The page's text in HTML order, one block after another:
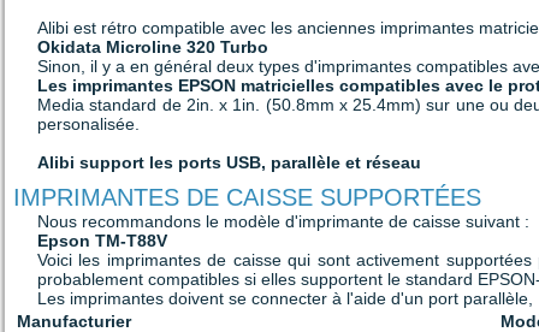
Alibi est rétro compatible avec les anciennes imprimantes
Okidata Microline 320 Turbo
Sinon, il y a en général deux types d'imprimantes compatibles
Les imprimantes EPSON matricielles compatibles avec le
Media standard de 2in. x 1in. (50.8mm x 25.4mm) sur une ou
personalisée.
Alibi support les ports USB, parallèle et réseau
IMPRIMANTES DE CAISSE SUPPORTÉES
Nous recommandons le modèle d'imprimante de caisse suivant :
Epson TM-T88V
Voici les imprimantes de caisse qui sont activement
probablement compatibles si elles supportent le standard
Les imprimantes doivent se connecter à l'aide d'un port parallèle,
Manufacturier